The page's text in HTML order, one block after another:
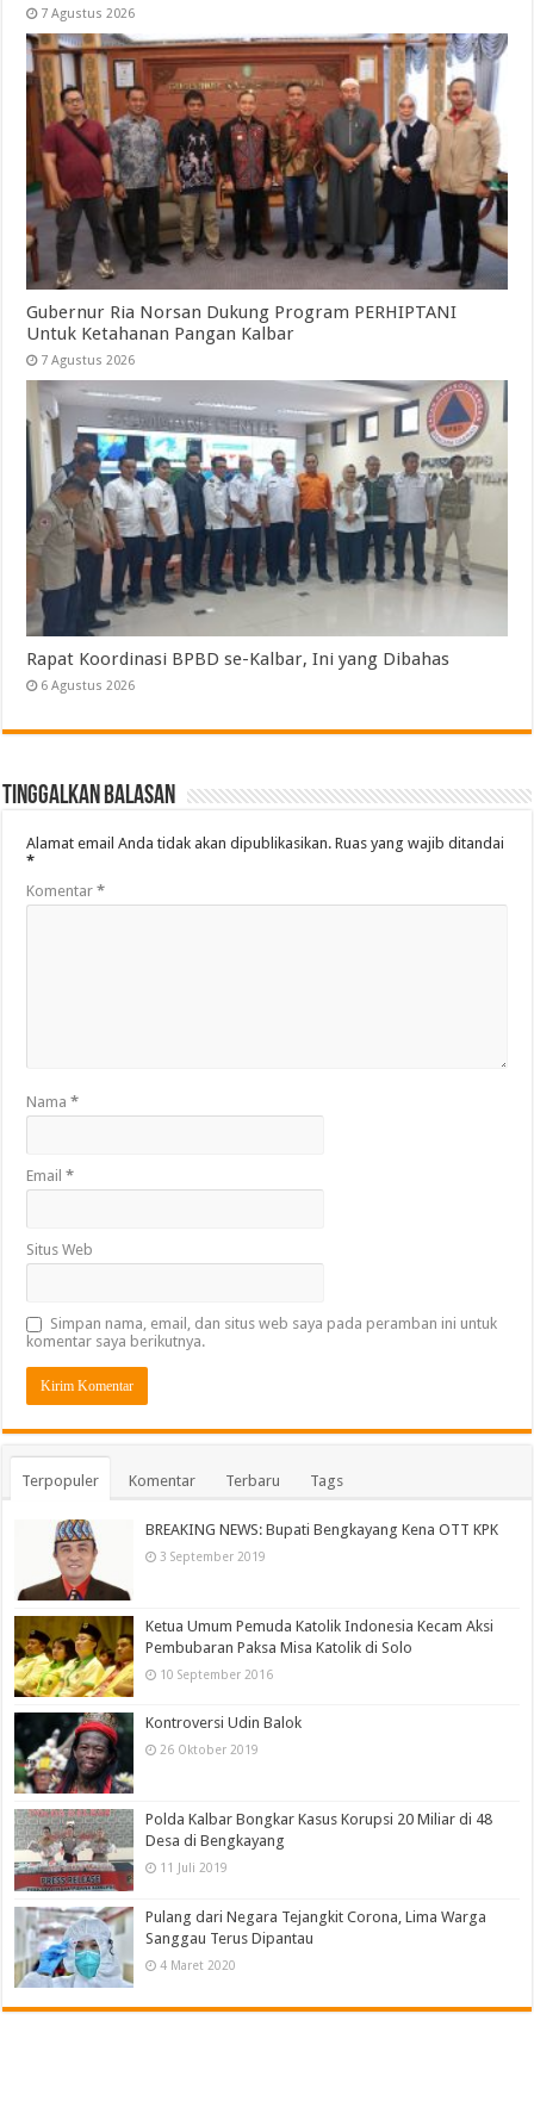
7 Agustus 2026
Gubernur Ria Norsan Dukung Program PERHIPTANI
Untuk Ketahanan Pangan Kalbar
7 Agustus 2026
Rapat Koordinasi BPBD se-Kalbar, Ini yang Dibahas
6 Agustus 2026
Tinggalkan Balasan
Alamat email Anda tidak akan dipublikasikan. Ruas yang wajib ditandai
*
Komentar*
Nama*
Email*
Situs Web
Simpan nama, email, dan situs web saya pada peramban ini untuk
komentar saya berikutnya.
Terpopuler Komentar Terbaru Tags
BREAKING NEWS: Bupati Bengkayang Kena OTT KPK
3 September 2019
Ketua Umum Pemuda Katolik Indonesia Kecam Aksi
Pembubaran Paksa Misa Katolik di Solo
10 September 2016
Kontroversi Udin Balok
26 Oktober 2019
Polda Kalbar Bongkar Kasus Korupsi 20 Miliar di 48
Desa di Bengkayang
11 Juli 2019
Pulang dari Negara Tejangkit Corona, Lima Warga
Sanggau Terus Dipantau
4 Maret 2020